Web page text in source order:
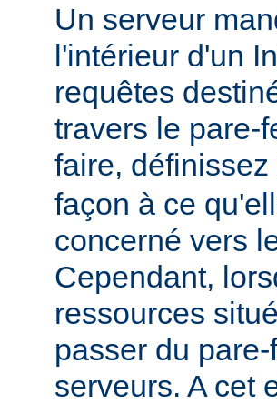
Un serveur
l'intérieur d'un
requêtes
travers le pare-
faire,
façon à ce
concerné vers
Cependant,
ressources
passer du
serveurs. A cet